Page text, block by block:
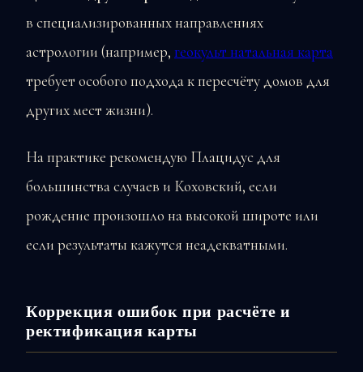
в специализированных направлениях
астрологии (например, геокульт натальная карта
требует особого подхода к пересчёту домов для
других мест жизни).
На практике рекомендую Плацидус для
большинства случаев и Коховский, если
рождение произошло на высокой широте или
если результаты кажутся неадекватными.
Коррекция ошибок при расчёте и
ректификация карты